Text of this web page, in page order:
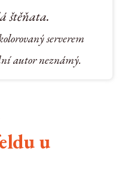
štěňata.
serverem
autor neznámý.
u